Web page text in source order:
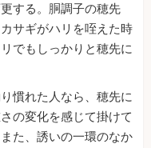
する。胴調子の穂先
サギがハリを咥えた時
でもしっかりと穂先に
慣れた人なら、穂先に
の変化を感じて掛けて
た、誘いの一環のなか